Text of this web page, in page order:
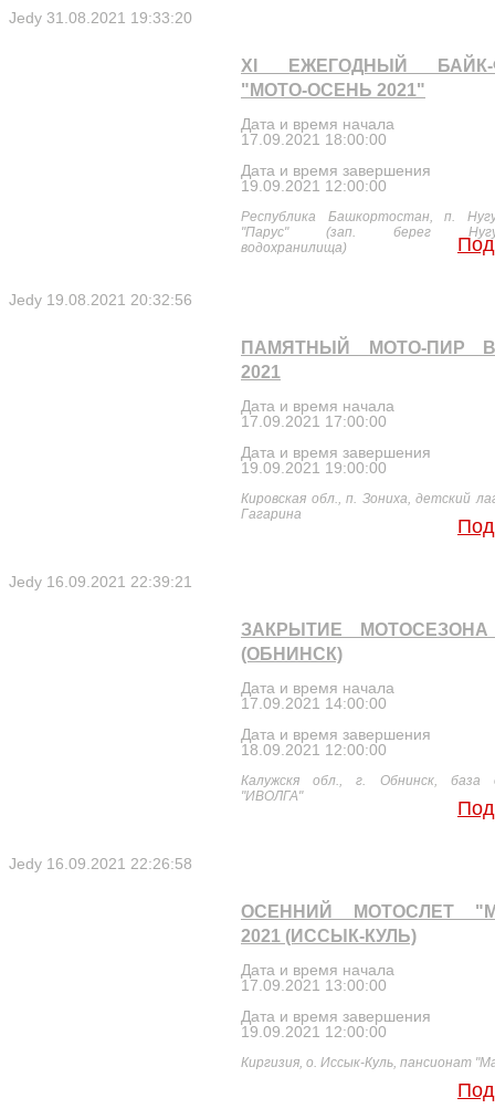
Jedy 31.08.2021 19:33:20
XI ЕЖЕГОДНЫЙ БАЙК-
"МОТО-ОСЕНЬ 2021"
Дата и время начала
17.09.2021 18:00:00
Дата и время завершения
19.09.2021 12:00:00
Республика Башкортостан, п.
"Парус" (зап. берег
водохранилища)
Jedy 19.08.2021 20:32:56
ПАМЯТНЫЙ МОТО-ПИР
2021
Дата и время начала
17.09.2021 17:00:00
Дата и время завершения
19.09.2021 19:00:00
Кировская обл., п. Зониха, детский
Гагарина
Jedy 16.09.2021 22:39:21
ЗАКРЫТИЕ МОТОСЕЗОНА
(ОБНИНСК)
Дата и время начала
17.09.2021 14:00:00
Дата и время завершения
18.09.2021 12:00:00
Калужскя обл., г. Обнинск, база
"ИВОЛГА"
Jedy 16.09.2021 22:26:58
ОСЕННИЙ МОТОСЛЕТ
2021 (ИССЫК-КУЛЬ)
Дата и время начала
17.09.2021 13:00:00
Дата и время завершения
19.09.2021 12:00:00
Киргизия, о. Иссык-Куль, пансионат